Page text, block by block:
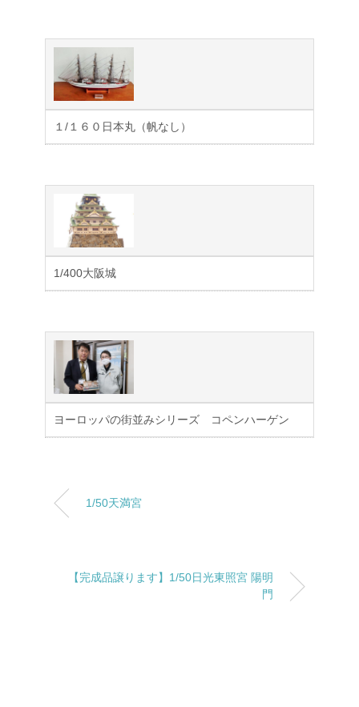
１/１６０日本丸（帆なし）
1/400大阪城
ヨーロッパの街並みシリーズ コペンハーゲン
1/50天満宮
【完成品譲ります】1/50日光東照宮 陽明
門